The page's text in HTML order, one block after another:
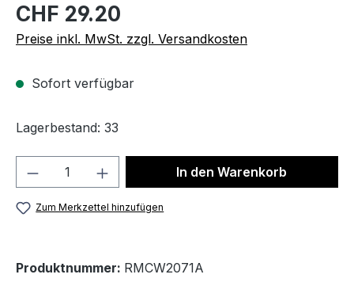
CHF 29.20
Preise inkl. MwSt. zzgl. Versandkosten
Sofort verfügbar
Lagerbestand: 33
Produkt Anzahl: Gib denIn den Warenkorb
Zum Merkzettel hinzufügen
Produktnummer: RMCW2071A